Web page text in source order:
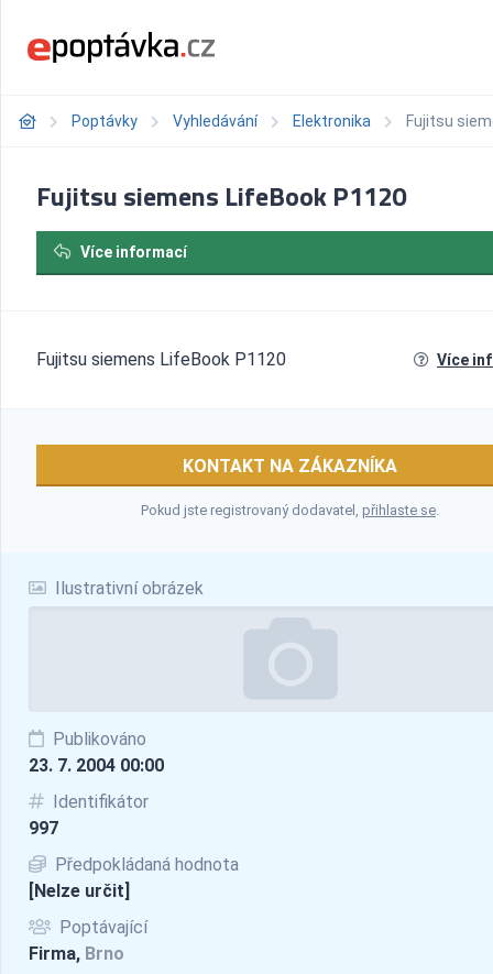
Poptávky Vyhledávání Elektronika Fujitsu
Ilustrativní obrázek
Publikováno
23. 7. 2004 00:00
Identifikátor
997
Předpokládaná hodnota
[Nelze určit]
Poptávající
Firma, Brno
Fujitsu siemens LifeBook P1120
Více informací
Fujitsu siemens LifeBook P1120 Více
KONTAKT NA ZÁKAZNÍKA
Pokud jste registrovaný dodavatel, přihlaste se.